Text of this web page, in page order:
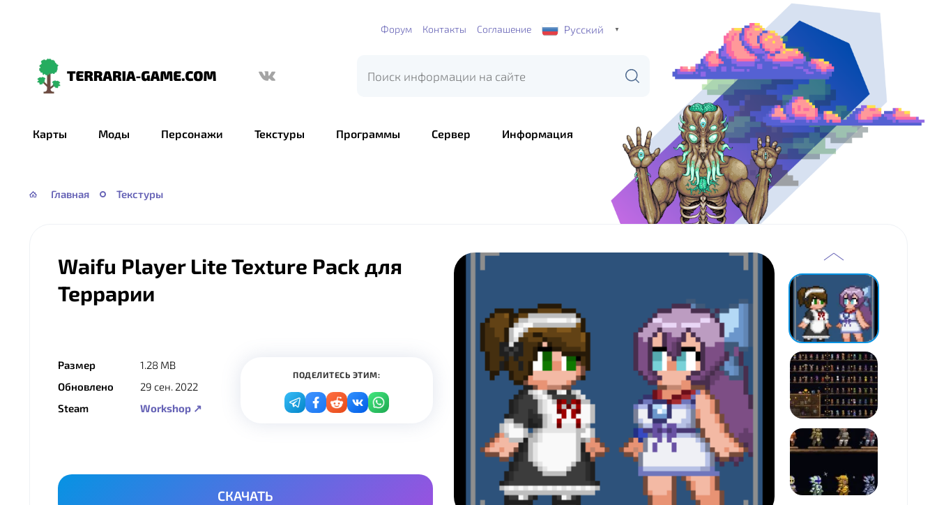
Форум Контакты Соглашение Русский ▼
Terraria-
Карты Моды Персонажи Текстуры Программы Сервер Информация
Главная Текстуры
Waifu Player Lite Texture Pack для
Террарии
Размер
1.28 MB
Обновлено
29 сен. 2022
Steam
Workshop ↗
ПОДЕЛИТЕСЬ ЭТИМ:
СКАЧАТЬ